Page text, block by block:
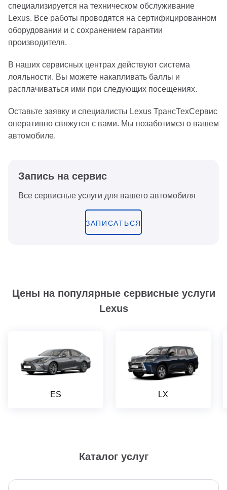
специализируется на техническом обслуживание
Lexus. Все работы проводятся на сертифицированном
оборудовании и с сохранением гарантии
производителя.
В наших сервисных центрах действуют система
лояльности. Вы можете накапливать баллы и
расплачиваться ими при следующих посещениях.
Оставьте заявку и специалисты Lexus ТрансТехСервис
оперативно свяжутся с вами. Мы позаботимся о вашем
автомобиле.
Запись на сервис
Все сервисные услуги для вашего автомобиля
ЗАПИСАТЬСЯ
Цены на популярные сервисные услуги
Lexus
ES LX
Каталог услуг